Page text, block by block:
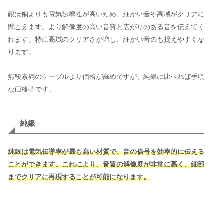
銀は銅よりも電気伝導性が高いため、細かい音や高域がクリアに
聞こえます。より解像度の高い音質と広がりのある音を伝えてく
れます。特に高域のクリアさが増し、細かい音のも捉えやすくな
ります。
無酸素銅のケーブルより価格が高めですが、純銀に比べれば手頃
な価格帯です。
純銀
純銀は電気伝導率が最も高い材質で、音の信号を効率的に伝える
ことができます。これにより、音質の解像度が非常に高く、細部
までクリアに再現することが可能になります。